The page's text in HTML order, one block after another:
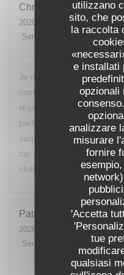
utilizzano
sito, che
la raccolta
e installati
opzionali
analizzare
misurare
fornire
'Accetta
tue
qualsiasi
Christine
2026-07-25
- 20:00 - Ospiti 2
Servizio
: 2
Je ne reviendrai pas
commandé des moules,
régalés, pas mieux qu’à
partis avant le dessert de
surprise. Vous devriez
car votre restaurant est
chaleureux.
Patrick
2026-07-24
- 12:00 - Ospiti 1
Servizio
Atmosfera : 4/